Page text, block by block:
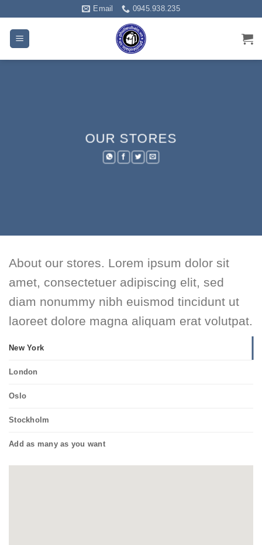
dung
Email 0945.938.235
OUR STORES
About our stores. Lorem ipsum dolor sit
amet, consectetuer adipiscing elit, sed
diam nonummy nibh euismod tincidunt ut
laoreet dolore magna aliquam erat volutpat.
New York
London
Oslo
Stockholm
Add as many as you want